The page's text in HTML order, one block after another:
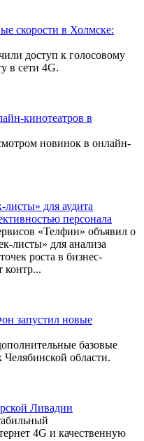
скорости в Холмске:
доступ к голосовому
в сети 4G.
кинотеатров в
новинок в онлайн-
для аудита
персонала
«Телфин» объявил о
листы» для анализа
роста в бизнес-
контр...
запустил новые
базовые
области.
Ливадии
4G и качественную